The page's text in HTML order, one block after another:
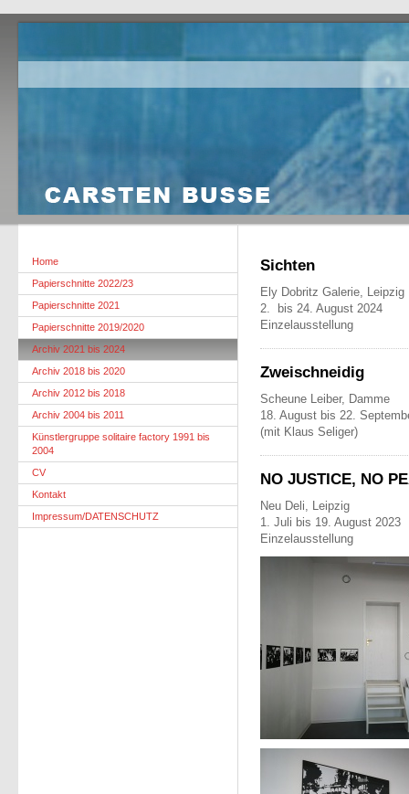
Home
Papierschnitte 2022/23
Papierschnitte 2021
Papierschnitte 2019/2020
Archiv 2021 bis 2024
Archiv 2018 bis 2020
Archiv 2012 bis 2018
Archiv 2004 bis 2011
Künstlergruppe solitaire factory 1991 bis
2004
CV
Kontakt
Impressum/DATENSCHUTZ
Sichten
Ely Dobritz Galerie, Leipzig
2. bis 24. August 2024
Einzelausstellung
Zweischneidig
Scheune Leiber, Damme
18. August bis 22.
(mit Klaus Seliger)
NO JUSTICE, NO
Neu Deli, Leipzig
1. Juli bis 19. August 2023
Einzelausstellung